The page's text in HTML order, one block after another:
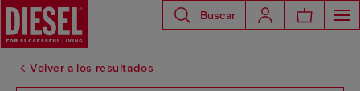
Buscar
Volver a los resultados